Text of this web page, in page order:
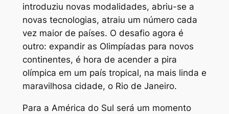
introduziu novas modalidades, abriu-se a
novas tecnologias, atraiu um número cada
vez maior de países. O desafio agora é
outro: expandir as Olimpíadas para novos
continentes, é hora de acender a pira
olímpica em um país tropical, na mais linda e
maravilhosa cidade, o Rio de Janeiro.
Para a América do Sul será um momento